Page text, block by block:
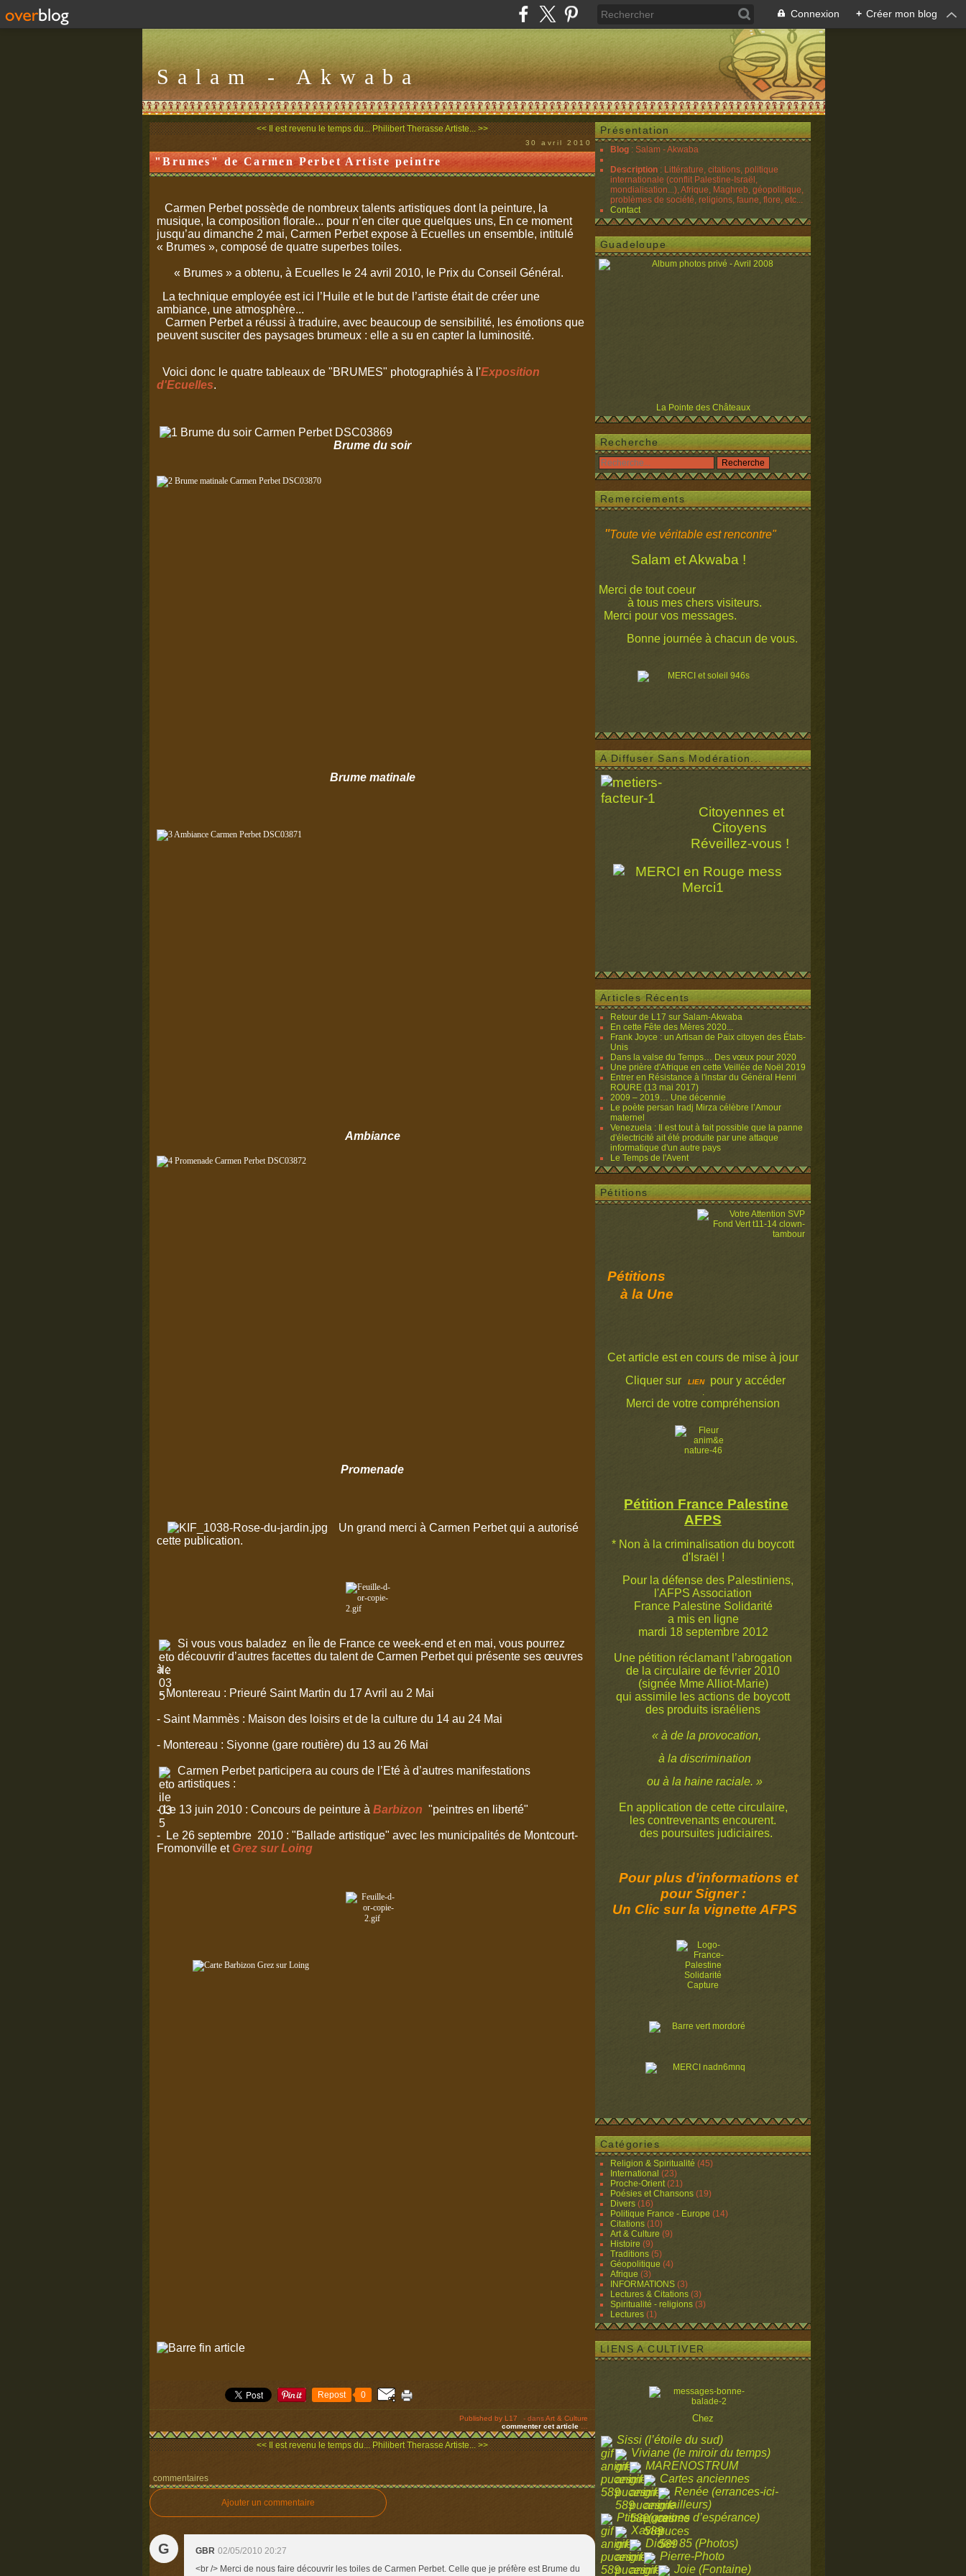
Connexion + Créer mon blog
Salam - Akwaba
<< Il est revenu le temps du... Philibert Therasse Artiste... >>
30 avril 2010
"Brumes" de Carmen Perbet Artiste peintre
Carmen Perbet possède de nombreux talents artistiques dont la peinture, la
musique, la composition florale... pour n’en citer que quelques uns, En ce moment
jusqu’au dimanche 2 mai, Carmen Perbet expose à Ecuelles un ensemble, intitulé
« Brumes », composé de quatre superbes toiles.
« Brumes » a obtenu, à Ecuelles le 24 avril 2010, le Prix du Conseil Général.
La technique employée est ici l’Huile et le but de l’artiste était de créer une
ambiance, une atmosphère...
Carmen Perbet a réussi à traduire, avec beaucoup de sensibilité, les émotions que
peuvent susciter des paysages brumeux : elle a su en capter la luminosité.
Voici donc le quatre tableaux de "BRUMES" photographiés à l'Exposition
d'Ecuelles.
Brume du soir
Brume matinale
Ambiance
Promenade
Un grand merci à Carmen Perbet qui a autorisé
cette publication.
Si vous vous baladez en Île de France ce week-end et en mai, vous pourrez
découvrir d’autres facettes du talent de Carmen Perbet qui présente ses œuvres
à :
- Montereau : Prieuré Saint Martin du 17 Avril au 2 Mai
- Saint Mammès : Maison des loisirs et de la culture du 14 au 24 Mai
- Montereau : Siyonne (gare routière) du 13 au 26 Mai
Carmen Perbet participera au cours de l’Eté à d’autres manifestations
artistiques :
- Le 13 juin 2010 : Concours de peinture à Barbizon "peintres en liberté"
- Le 26 septembre 2010 : "Ballade artistique" avec les municipalités de Montcourt-
Fromonville et Grez sur Loing
Repost 0
Published by L17 - dansArt & Culture
commenter cet article
<< Il est revenu le temps du... Philibert Therasse Artiste... >>
commentaires
Ajouter un commentaire
G GBR 02/05/2010 20:27
<br /> Merci de nous faire découvrir les toiles de Carmen Perbet. Celle que je préfère est Brume du
Présentation
Blog : Salam - Akwaba
Description : Littérature, citations, politique
internationale (conflit Palestine-Israël,
mondialisation...), Afrique, Maghreb, géopolitique,
problèmes de société, religions, faune, flore, etc...
Contact
Guadeloupe
La Pointe des Châteaux
Recherche
Remerciements
"Toute vie véritable est rencontre"
Salam et Akwaba !
Merci de tout coeur
à tous mes chers visiteurs.
Merci pour vos messages.
Bonne journée à chacun de vous.
A Diffuser Sans Modération...
Citoyennes et
Citoyens
Réveillez-vous !
Articles Récents
Retour de L17 sur Salam-Akwaba
En cette Fête des Mères 2020...
Frank Joyce : un Artisan de Paix citoyen des États-
Unis
Dans la valse du Temps… Des vœux pour 2020
Une prière d'Afrique en cette Veillée de Noël 2019
Entrer en Résistance à l'instar du Général Henri
ROURE (13 mai 2017)
2009 – 2019… Une décennie
Le poète persan Iradj Mirza célèbre l’Amour
maternel
Venezuela : Il est tout à fait possible que la panne
d'électricité ait été produite par une attaque
informatique d'un autre pays
Le Temps de l'Avent
Pétitions
Pétitions
à la Une
Cet article est en cours de mise à jour
Cliquer sur
LIENpour y accéder
.
Merci de votre compréhension
Pétition France Palestine
AFPS
* Non à la criminalisation du boycott
d'Israël !
Pour la défense des Palestiniens,
l'AFPS Association
France Palestine Solidarité
a mis en ligne
mardi 18 septembre 2012
Une pétition réclamant l’abrogation
de la circulaire de février 2010
(signée Mme Alliot-Marie)
qui assimile les actions de boycott
des produits israéliens
« à de la provocation,
à la discrimination
ou à la haine raciale. »
En application de cette circulaire,
les contrevenants encourent.
des poursuites judiciaires.
Pour plus d’informations et
pour Signer :
Un Clic sur la vignette AFPS
Catégories
Religion & Spiritualité (45)
International (23)
Proche-Orient(21)
Poésies et Chansons (19)
Divers (16)
Politique France - Europe (14)
Citations (10)
Art & Culture (9)
Histoire (9)
Traditions (5)
Géopolitique (4)
Afrique (3)
INFORMATIONS (3)
Lectures & Citations (3)
Spiritualité - religions (3)
Lectures (1)
LIENS A CULTIVER
Chez
Sissi (l’étoile du sud)
Viviane (le miroir du temps)
MARENOSTRUM
Cartes anciennes
Renée (errances-ici-
ailleurs)
Ptitsa (graines d’espérance)
Xavier
Didier 85 (Photos)
Pierre-Photo
Joie (Fontaine)